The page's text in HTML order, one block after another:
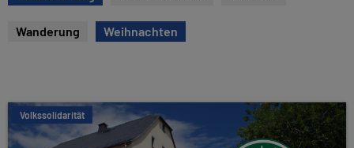
Wanderung Weihnachten
Volkssolidarität